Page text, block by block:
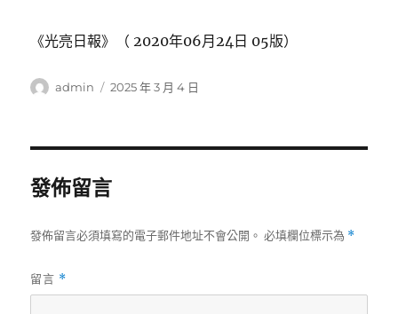
《光亮日報》（ 2020年06月24日 05版）
作
admin
發
2025 年 3 月 4 日
發佈留言
發佈留言必須填寫的電子郵件地址不會公開。 必填欄位標示為 *
留言 *